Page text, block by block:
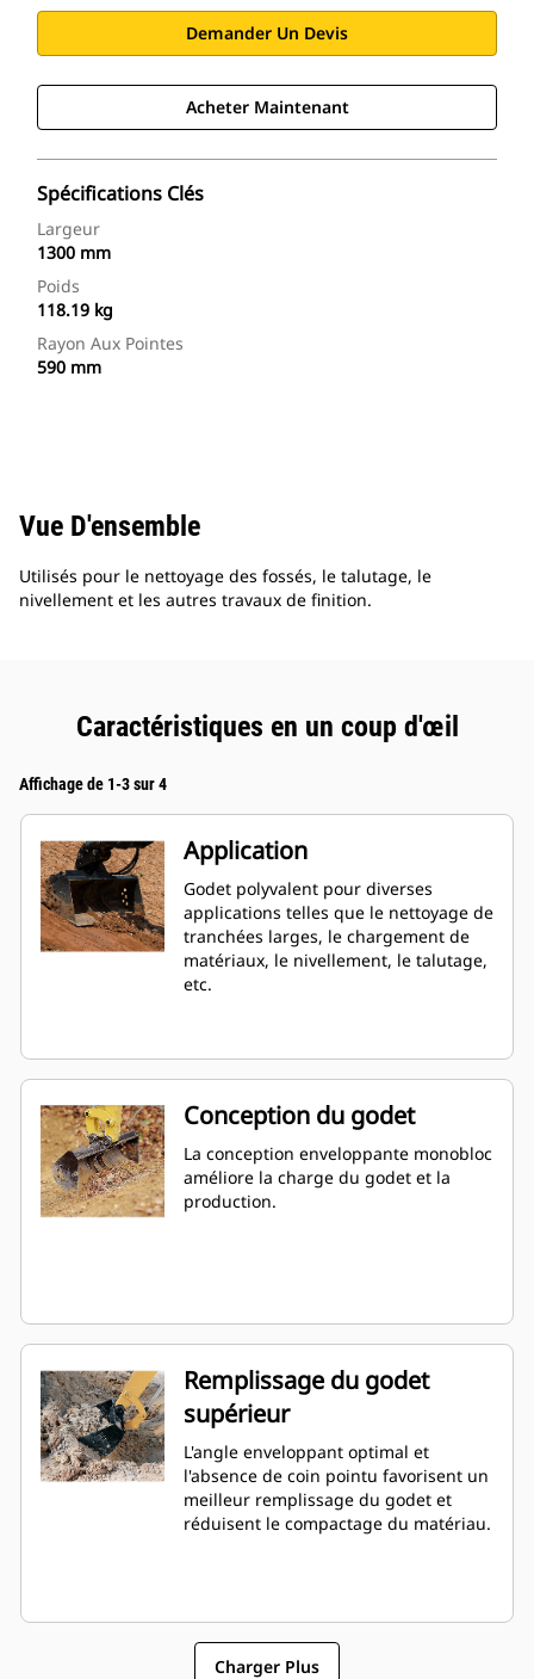
Demander Un Devis
Acheter Maintenant
Spécifications Clés
Largeur
1300 mm
Poids
118.19 kg
Rayon Aux Pointes
590 mm
Vue D'ensemble
Utilisés pour le nettoyage des fossés, le talutage, le
nivellement et les autres travaux de finition.
Caractéristiques en un coup d'œil
Affichage de 1-3 sur 4
Application
Godet polyvalent pour diverses
applications telles que le nettoyage de
tranchées larges, le chargement de
matériaux, le nivellement, le talutage,
etc.
Conception du godet
La conception enveloppante monobloc
améliore la charge du godet et la
production.
Remplissage du godet
supérieur
L'angle enveloppant optimal et
l'absence de coin pointu favorisent un
meilleur remplissage du godet et
réduisent le compactage du matériau.
Charger Plus